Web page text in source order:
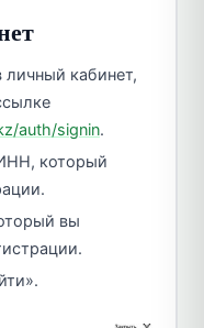
кабинет,
auth/signin.
который
вы